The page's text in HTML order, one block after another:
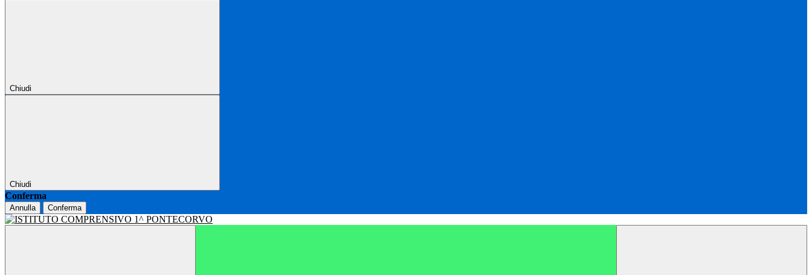
Chiudi
Chiudi
Conferma
Annulla Conferma